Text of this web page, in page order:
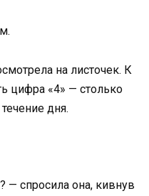
на листочек. К
цифра «4» — столько
дня.
— спросила она, кивнув